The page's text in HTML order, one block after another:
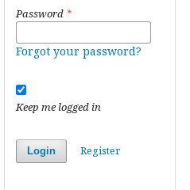
Password *
Forgot your password?
Keep me logged in
Login Register